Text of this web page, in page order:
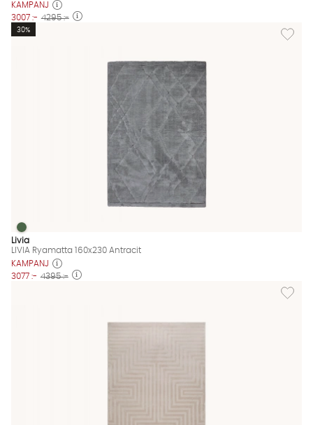
KAMPANJ
3007 :- 4295 :-
Lägg
30%
LIVIA Ryamatta 160x230 Antracit Finns även i dessa färger:
LIVIA Ryamatta 160x230 Antracit
Livia
LIVIA Ryamatta 160x230 Antracit
KAMPANJ
3077 :- 4395 :-
Lägg